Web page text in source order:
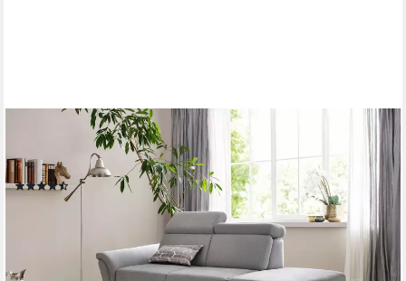
Recamiere Conville, incl. Kopfteilverstellung, Federkern,
wahlweise mit Bettkasten
(7)
ab 799,99 € 1.299,00 €
lieferbar in 5 Wochen